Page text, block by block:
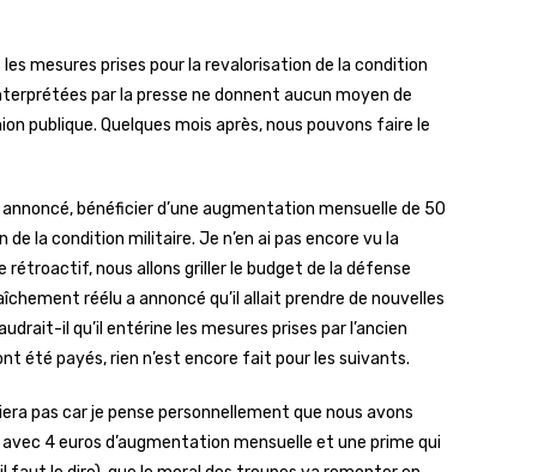
mesures prises pour la revalorisation de la condition
par la presse ne donnent aucun moyen de
publique. Quelques mois après, nous pouvons faire le
annoncé, bénéficier d’une augmentation mensuelle de 50
la condition militaire. Je n’en ai pas encore vu la
nous allons griller le budget de la défense
réélu a annoncé qu’il allait prendre de nouvelles
il qu’il entérine les mesures prises par l’ancien
été payés, rien n’est encore fait pour les suivants.
pas car je pense personnellement que nous avons
4 euros d’augmentation mensuelle et une prime qui